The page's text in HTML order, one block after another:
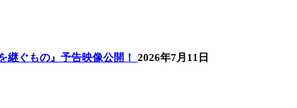
継ぐもの』予告映像公開！ 2026年7月11日